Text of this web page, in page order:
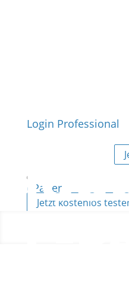
Login Professional
ePaper
Jetzt kostenlos